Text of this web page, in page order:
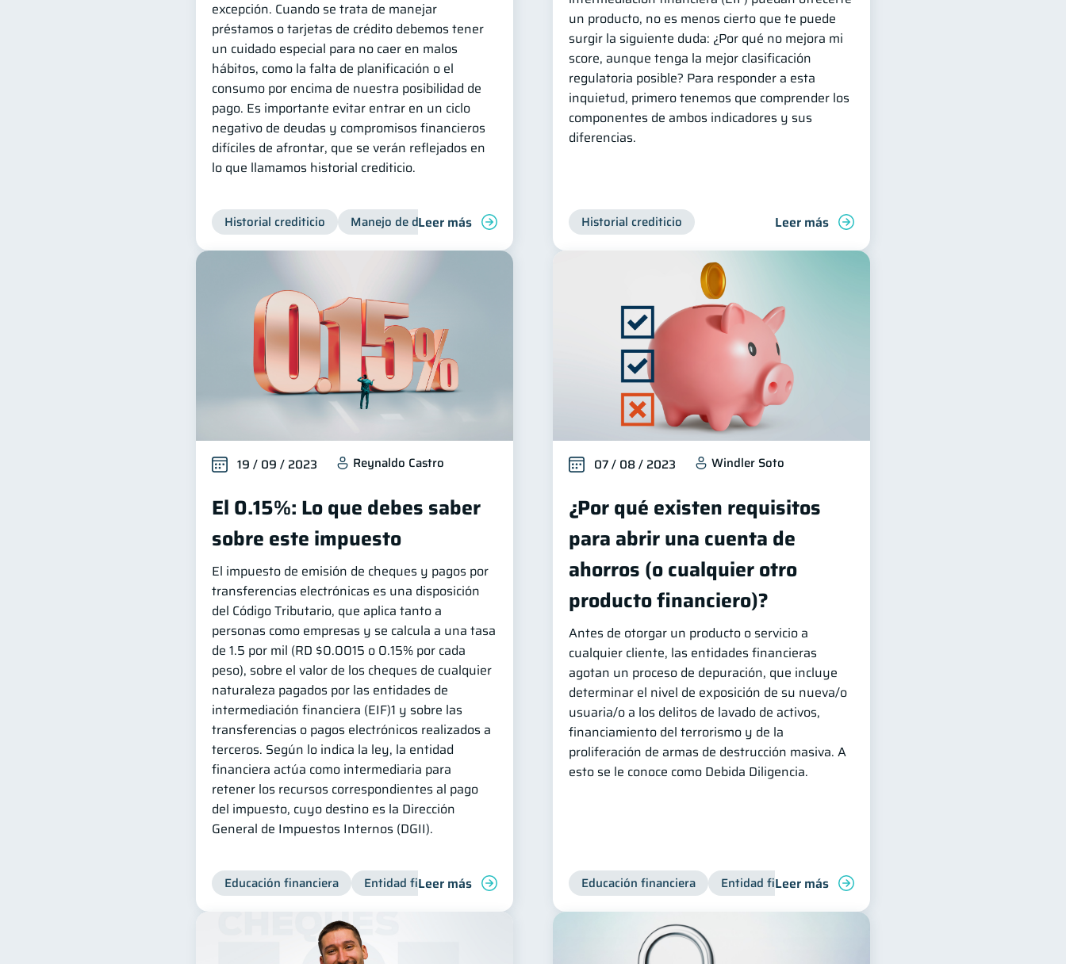
excepción. Cuando se trata de manejar
préstamos o tarjetas de crédito debemos tener
un cuidado especial para no caer en malos
hábitos, como la falta de planificación o el
consumo por encima de nuestra posibilidad de
pago. Es importante evitar entrar en un ciclo
negativo de deudas y compromisos financieros
difíciles de afrontar, que se verán reflejados en
lo que llamamos historial crediticio.
Historial crediticio Manejo de deudas Control de deudas
Leer más
un producto, no es menos cierto que te puede
surgir la siguiente duda: ¿Por qué no mejora mi
score, aunque tenga la mejor clasificación
regulatoria posible? Para responder a esta
inquietud, primero tenemos que comprender los
componentes de ambos indicadores y sus
diferencias.
Historial crediticio Leer más
19 / 09 / 2023 Reynaldo Castro
El 0.15%: Lo que debes saber
sobre este impuesto
El impuesto de emisión de cheques y pagos por
transferencias electrónicas es una disposición
del Código Tributario, que aplica tanto a
personas como empresas y se calcula a una tasa
de 1.5 por mil (RD $0.0015 o 0.15% por cada
peso), sobre el valor de los cheques de cualquier
naturaleza pagados por las entidades de
intermediación financiera (EIF)1 y sobre las
transferencias o pagos electrónicos realizados a
terceros. Según lo indica la ley, la entidad
financiera actúa como intermediaria para
retener los recursos correspondientes al pago
del impuesto, cuyo destino es la Dirección
General de Impuestos Internos (DGII).
Educación financiera Entidad financiera Productos financieros Inclusión financiera Finanzas para jóvenes
Leer más
07 / 08 / 2023 Windler Soto
¿Por qué existen requisitos
para abrir una cuenta de
ahorros (o cualquier otro
producto financiero)?
Antes de otorgar un producto o servicio a
cualquier cliente, las entidades financieras
agotan un proceso de depuración, que incluye
determinar el nivel de exposición de su nueva/o
usuaria/o a los delitos de lavado de activos,
financiamiento del terrorismo y de la
proliferación de armas de destrucción masiva. A
esto se le conoce como Debida Diligencia.
Educación financiera Entidad financiera Productos financieros
Leer más